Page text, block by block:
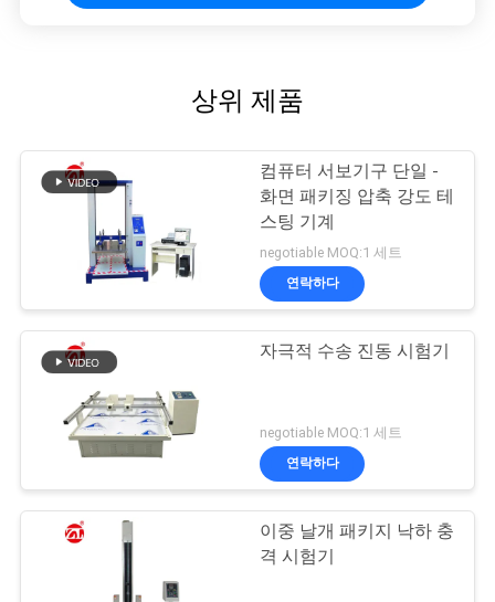
상위 제품
컴퓨터 서보기구 단일 -
화면 패키징 압축 강도 테
스팅 기계
negotiable MOQ:1 세트
연락하다
자극적 수송 진동 시험기
negotiable MOQ:1 세트
연락하다
이중 날개 패키지 낙하 충
격 시험기